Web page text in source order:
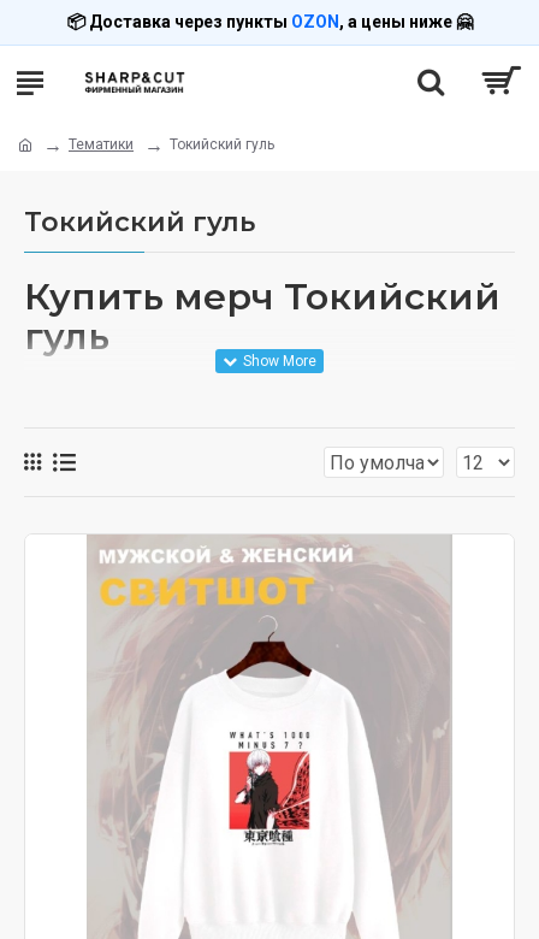
📦 Доставка через пункты OZON , а цены ниже 🤗
Тематики Токийский гуль
Токийский гуль
Купить мерч Токийский
гуль
Что предлагаем
коллекционные фигурки. Готическая эстетика,
качественная печать.